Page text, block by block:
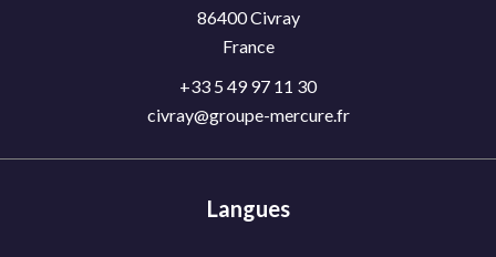
86400Civray
France
+33 5 49 97 11 30
civray@groupe-mercure.fr
Langues